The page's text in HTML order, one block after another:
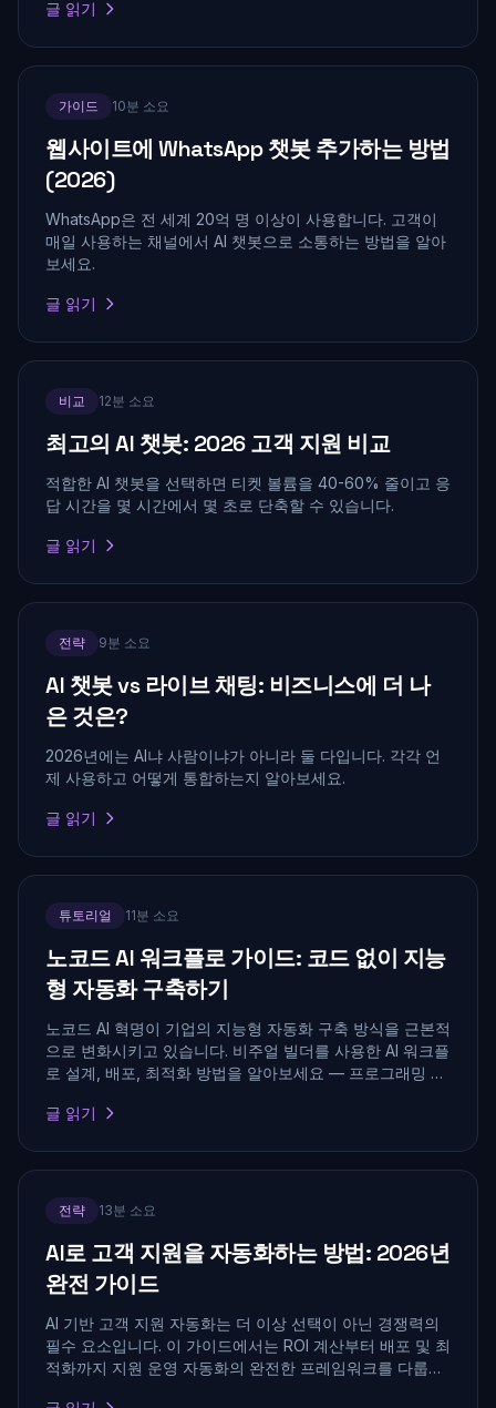
글 읽기
가이드 10분 소요
웹사이트에 WhatsApp 챗봇 추가하는 방법
(2026)
WhatsApp은 전 세계 20억 명 이상이 사용합니다. 고객이
매일 사용하는 채널에서 AI 챗봇으로 소통하는 방법을 알아
보세요.
글 읽기
비교 12분 소요
최고의 AI 챗봇: 2026 고객 지원 비교
적합한 AI 챗봇을 선택하면 티켓 볼륨을 40-60% 줄이고 응
답 시간을 몇 시간에서 몇 초로 단축할 수 있습니다.
글 읽기
전략 9분 소요
AI 챗봇 vs 라이브 채팅: 비즈니스에 더 나
은 것은?
2026년에는 AI냐 사람이냐가 아니라 둘 다입니다. 각각 언
제 사용하고 어떻게 통합하는지 알아보세요.
글 읽기
튜토리얼 11분 소요
노코드 AI 워크플로 가이드: 코드 없이 지능
형 자동화 구축하기
노코드 AI 혁명이 기업의 지능형 자동화 구축 방식을 근본적
으로 변화시키고 있습니다. 비주얼 빌더를 사용한 AI 워크플
로 설계, 배포, 최적화 방법을 알아보세요 — 프로그래밍 경
글 읽기
전략 13분 소요
AI로 고객 지원을 자동화하는 방법: 2026년
완전 가이드
AI 기반 고객 지원 자동화는 더 이상 선택이 아닌 경쟁력의
필수 요소입니다. 이 가이드에서는 ROI 계산부터 배포 및 최
적화까지 지원 운영 자동화의 완전한 프레임워크를 다룹니